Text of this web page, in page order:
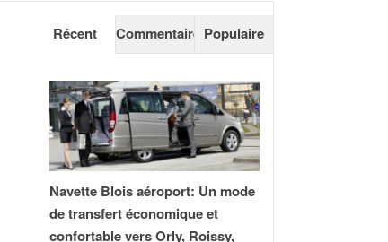
Récent CommentairesPopulaire
Navette Blois aéroport: Un mode
de transfert économique et
confortable vers Orly, Roissy,